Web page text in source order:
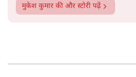
मुकेश कुमार की और स्टोरी पढ़ें